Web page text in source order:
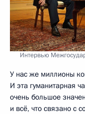
Интервью
У нас же миллионы
И эта гуманитарная
очень большое
и всё, что связано с